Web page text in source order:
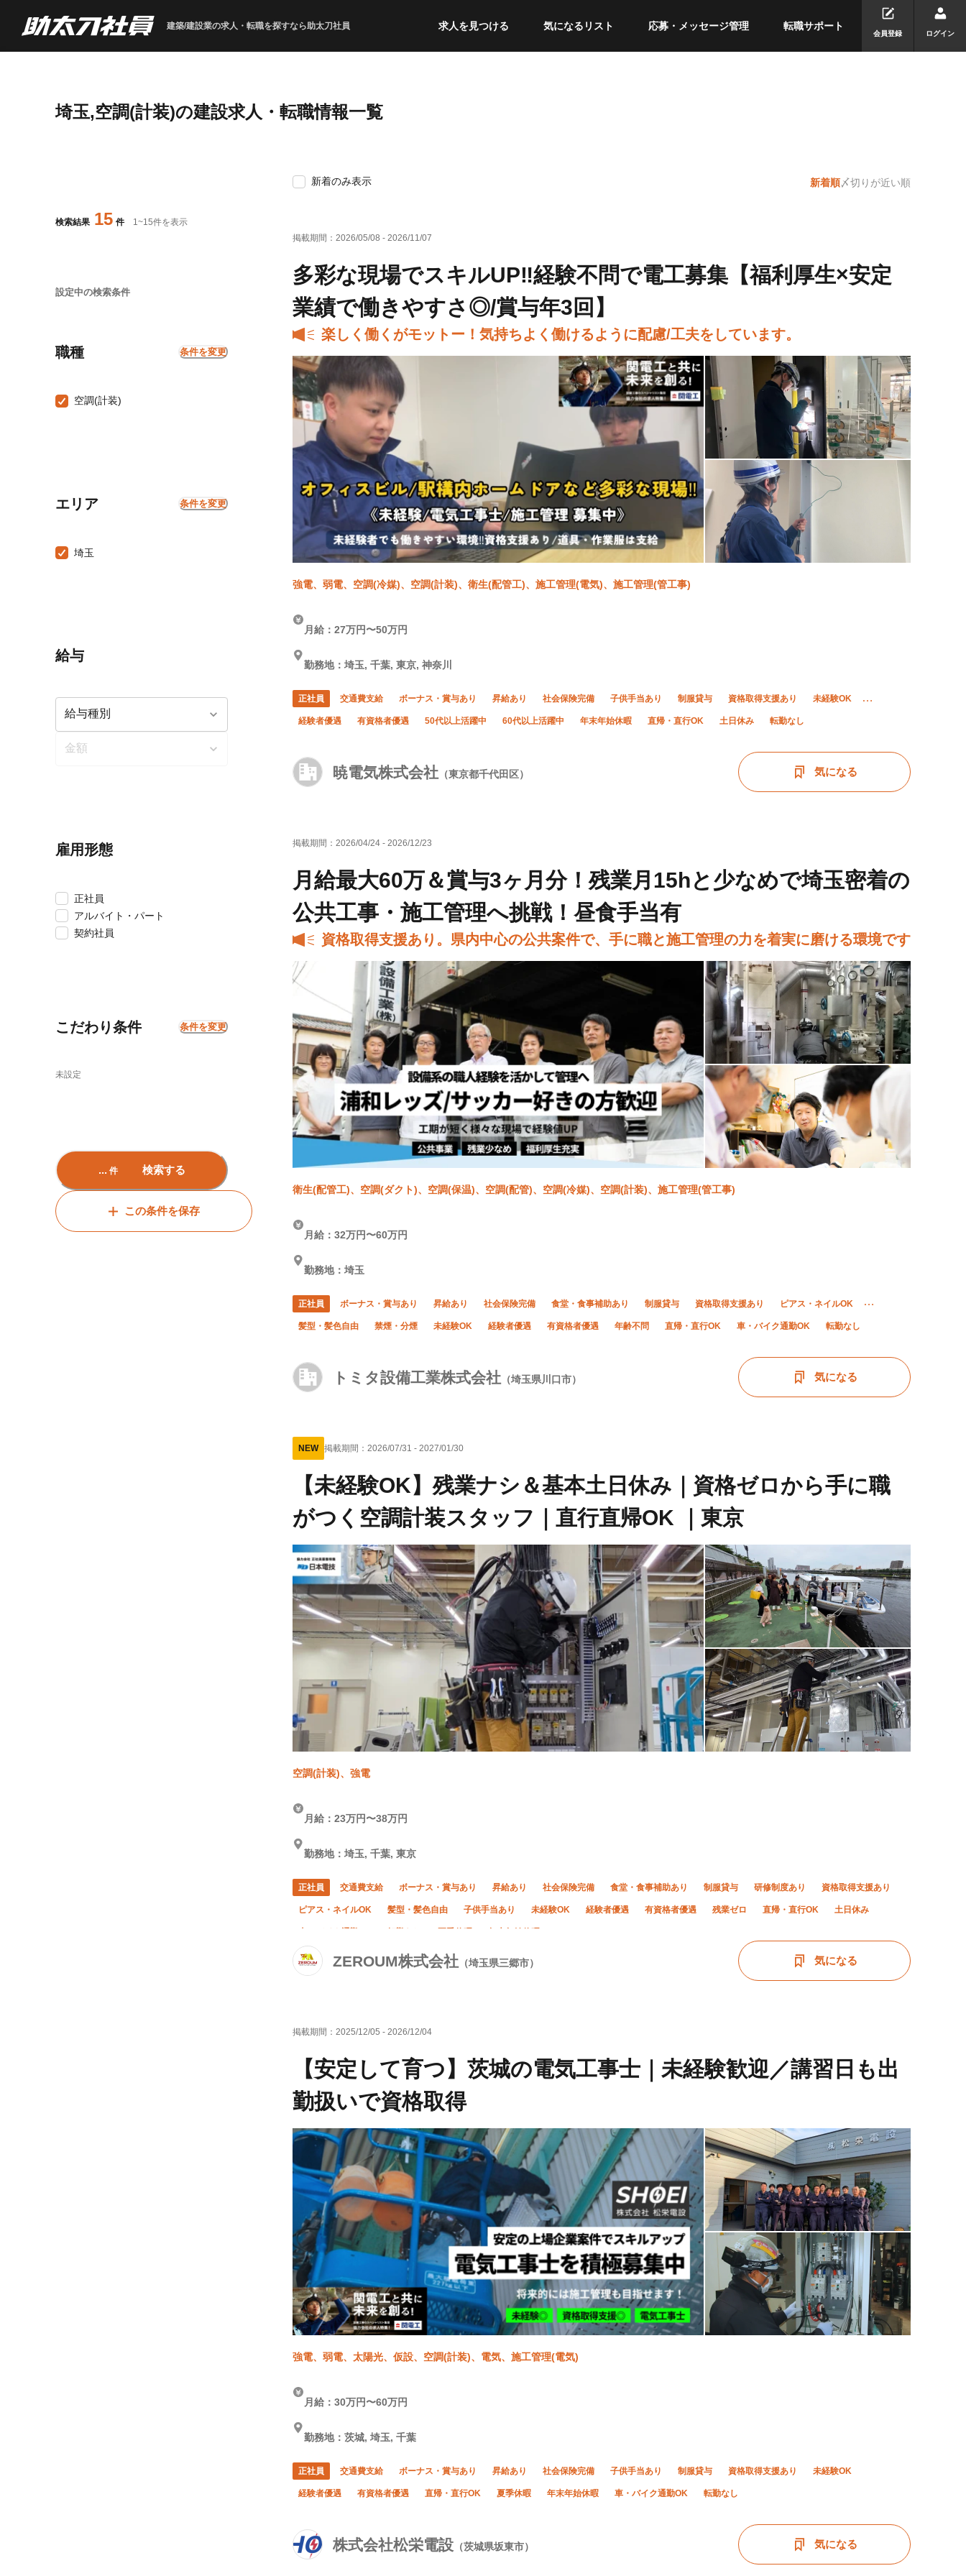
建築/建設業の求人・転職を探すなら助太刀社員 求人を見つける 気になるリスト 応募・メッセージ管理 転職サポート
会員登録 ログイン
埼玉,空調(計装)の建設求人・転職情報一覧
検索結果 15 件 1~15件を表示
設定中の検索条件
職種 条件を変更
空調(計装)
エリア 条件を変更
埼玉
給与
雇用形態
正社員
アルバイト・パート
契約社員
こだわり条件 条件を変更
未設定
... 件 検索する
この条件を保存
新着のみ表示 新着順〆切りが近い順
掲載期間： 2026/05/08 - 2026/11/07
強電、弱電、空調(冷媒)、空調(計装)、衛生(配管工)、施工管理(電気)、施工管理(管工事)
多彩な現場でスキルUP‼︎経験不問で電工募集【福利厚生×安定
業績で働きやすさ◎/賞与年3回】
楽しく働くがモットー！気持ちよく働けるように配慮/工夫をしています。
暁電気株式会社 （東京都千代田区）
月給：27万円〜50万円
勤務地：埼玉, 千葉, 東京, 神奈川
正社員 交通費支給 ボーナス・賞与あり 昇給あり 社会保険完備 子供手当あり 制服貸与 資格取得支援あり 未経験OK
経験者優遇 有資格者優遇 50代以上活躍中 60代以上活躍中 年末年始休暇 直帰・直行OK 土日休み 転勤なし
気になる
掲載期間： 2026/04/24 - 2026/12/23
衛生(配管工)、空調(ダクト)、空調(保温)、空調(配管)、空調(冷媒)、空調(計装)、施工管理(管工事)
月給最大60万＆賞与3ヶ月分！残業月15hと少なめで埼玉密着の
公共工事・施工管理へ挑戦！昼食手当有
資格取得支援あり。県内中心の公共案件で、手に職と施工管理の力を着実に磨ける環境です
トミタ設備工業株式会社 （埼玉県川口市）
月給：32万円〜60万円
勤務地：埼玉
正社員 ボーナス・賞与あり 昇給あり 社会保険完備 食堂・食事補助あり 制服貸与 資格取得支援あり ピアス・ネイルOK
髪型・髪色自由 禁煙・分煙 未経験OK 経験者優遇 有資格者優遇 年齢不問 直帰・直行OK 車・バイク通勤OK 転勤なし
気になる
NEW 掲載期間： 2026/07/31 - 2027/01/30
空調(計装)、強電
【未経験OK】残業ナシ＆基本土日休み｜資格ゼロから手に職
がつく空調計装スタッフ｜直行直帰OK ｜東京
ZEROUM株式会社 （埼玉県三郷市）
月給：23万円〜38万円
勤務地：埼玉, 千葉, 東京
正社員 交通費支給 ボーナス・賞与あり 昇給あり 社会保険完備 食堂・食事補助あり 制服貸与 研修制度あり 資格取得支援あり
ピアス・ネイルOK 髪型・髪色自由 子供手当あり 未経験OK 経験者優遇 有資格者優遇 残業ゼロ 直帰・直行OK 土日休み
気になる
掲載期間： 2025/12/05 - 2026/12/04
強電、弱電、太陽光、仮設、空調(計装)、電気、施工管理(電気)
【安定して育つ】茨城の電気工事士｜未経験歓迎／講習日も出
勤扱いで資格取得
株式会社松栄電設 （茨城県坂東市）
月給：30万円〜60万円
勤務地：茨城, 埼玉, 千葉
正社員 交通費支給 ボーナス・賞与あり 昇給あり 社会保険完備 子供手当あり 制服貸与 資格取得支援あり 未経験OK
経験者優遇 有資格者優遇 直帰・直行OK 夏季休暇 年末年始休暇 車・バイク通勤OK 転勤なし
気になる